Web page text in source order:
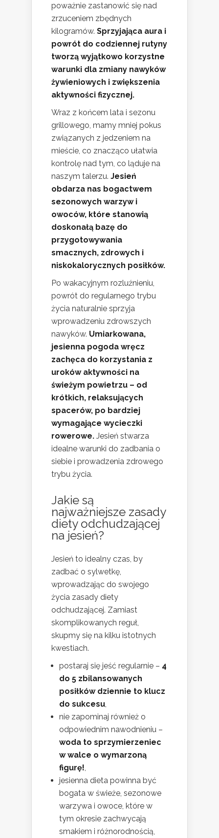
poważnie zastanowić się nad
zrzuceniem zbędnych
kilogramów. Sprzyjająca aura i
powrót do codziennej rutyny
tworzą wyjątkowo korzystne
warunki dla zmiany nawyków
żywieniowych i zwiększenia
aktywności fizycznej.
Wraz z końcem lata i sezonu
grillowego, mamy mniej pokus
związanych z jedzeniem na
mieście, co znacząco ułatwia
kontrolę nad tym, co ląduje na
naszym talerzu. Jesień
obdarza nas bogactwem
sezonowych warzyw i
owoców, które stanowią
doskonałą bazę do
przygotowywania
smacznych, zdrowych i
niskokalorycznych posiłków.
Po wakacyjnym rozluźnieniu,
powrót do regularnego trybu
życia naturalnie sprzyja
wprowadzeniu zdrowszych
nawyków. Umiarkowana,
jesienna pogoda wręcz
zachęca do korzystania z
uroków aktywności na
świeżym powietrzu – od
krótkich, relaksujących
spacerów, po bardziej
wymagające wycieczki
rowerowe. Jesień stwarza
idealne warunki do zadbania o
siebie i prowadzenia zdrowego
trybu życia.
Jakie są
najważniejsze zasady
diety odchudzającej
na jesień?
Jesień to idealny czas, by
zadbać o sylwetkę,
wprowadzając do swojego
życia zasady diety
odchudzającej. Zamiast
skomplikowanych reguł,
skupmy się na kilku istotnych
kwestiach.
postaraj się jeść regularnie – 4
do 5 zbilansowanych
posiłków dziennie to klucz
do sukcesu
nie zapominaj również o
odpowiednim nawodnieniu –
woda to sprzymierzeniec
w walce o wymarzoną
figurę!
jesienna dieta powinna być
bogata w świeże, sezonowe
warzywa i owoce, które w
tym okresie zachwycają
smakiem i różnorodnością,